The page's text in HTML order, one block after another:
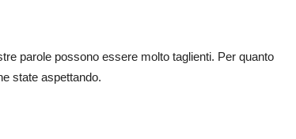
parole possono essere molto taglienti. Per quanto
state aspettando.